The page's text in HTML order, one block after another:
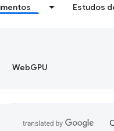
Estudos
WebGPU